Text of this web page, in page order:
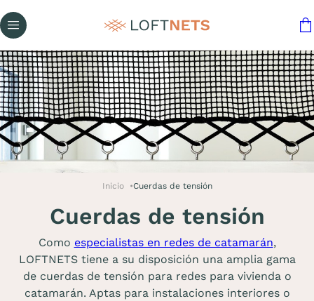
Inicio Cuerdas de tensión
Cuerdas de tensión
Como especialistas en redes de catamarán,
LOFTNETS tiene a su disposición una amplia gama
de cuerdas de tensión para redes para vivienda o
catamarán. Aptas para instalaciones interiores o